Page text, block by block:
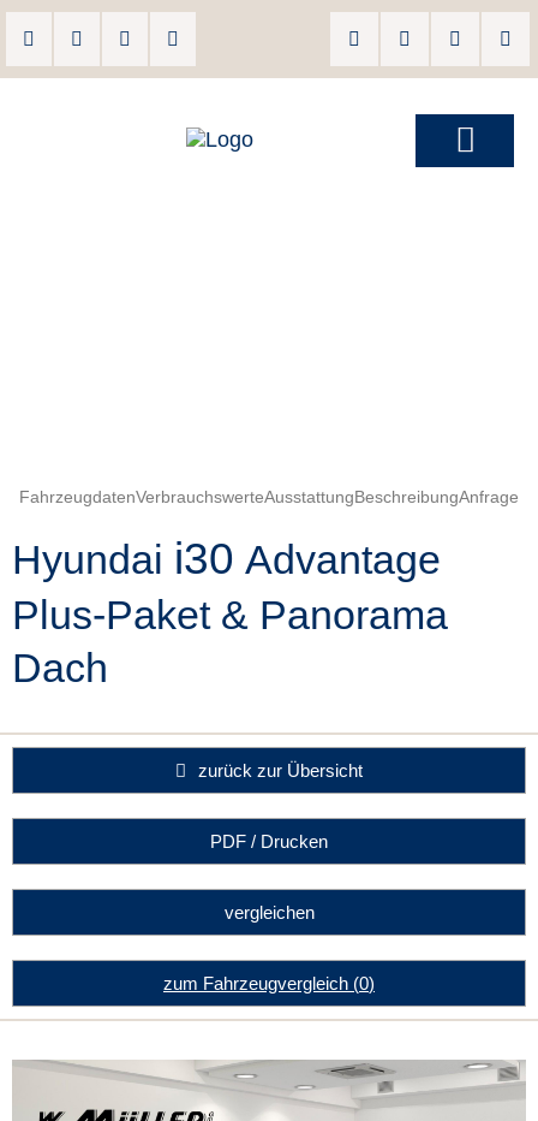
FahrzeugdatenVerbrauchswerteAusstattungBeschreibungAnfrage
Hyundai i30 Advantage
Plus-Paket & Panorama
Dach
zurück zur Übersicht
PDF / Drucken
vergleichen
zum Fahrzeugvergleich (0)